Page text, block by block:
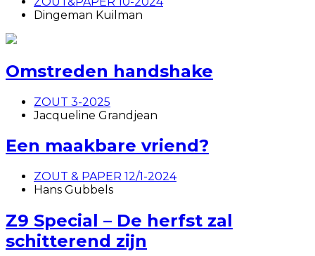
Dingeman Kuilman
Omstreden handshake
ZOUT 3-2025
Jacqueline Grandjean
Een maakbare vriend?
ZOUT & PAPER 12/1-2024
Hans Gubbels
Z9 Special – De herfst zal
schitterend zijn